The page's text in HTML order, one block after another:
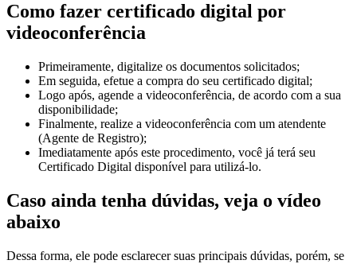
Como fazer certificado digital por
videoconferência
Primeiramente, digitalize os documentos solicitados;
Em seguida, efetue a compra do seu certificado digital;
Logo após, agende a videoconferência, de acordo com a sua
disponibilidade;
Finalmente, realize a videoconferência com um atendente
(Agente de Registro);
Imediatamente após este procedimento, você já terá seu
Certificado Digital disponível para utilizá-lo.
Caso ainda tenha dúvidas, veja o vídeo
abaixo
Dessa forma, ele pode esclarecer suas principais dúvidas, porém, se